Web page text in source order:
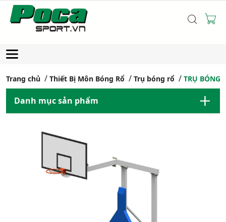
Trang chủ Thiết Bị Môn Bóng Rổ Trụ bóng rổ TRỤ BÓNG
Danh mục sản phẩm